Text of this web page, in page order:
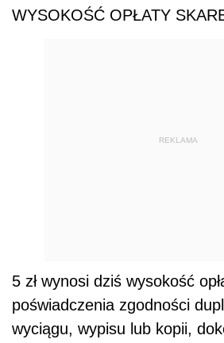
WYSOKOŚĆ OPŁATY
REKLAMA
5 zł wynosi dziś wysokość
poświadczenia zgodności
wyciągu, wypisu lub kopii,